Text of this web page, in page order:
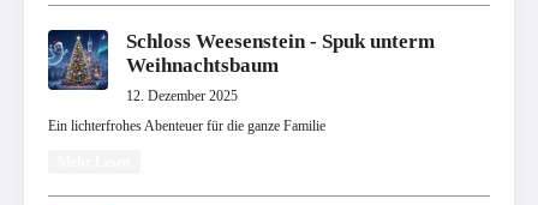
Schloss Weesenstein - Spuk unterm
Weihnachtsbaum
12. Dezember 2025
Ein lichterfrohes Abenteuer für die ganze Familie